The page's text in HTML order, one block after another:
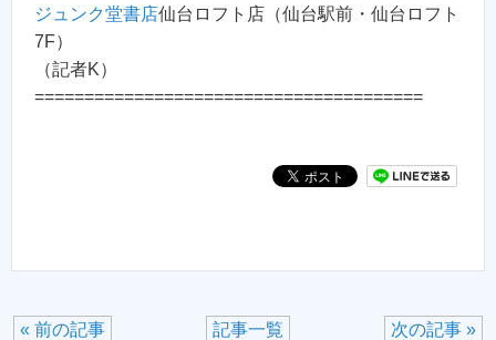
ジュンク堂書店仙台ロフト店（仙台駅前・仙台ロフト
7F）
（記者K）
=======================================
次の記事 »
記事一覧
« 前の記事